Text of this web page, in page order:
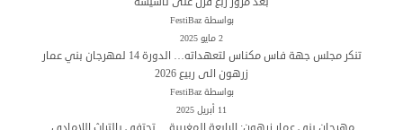
بواسطة FestiBaz
2 مايو 2025
تنكر مجلس جهة فاس مكناس لتعهداته… الدورة 14 لمهرجان بني عمار
زرهون الى ربيع 2026
بواسطة FestiBaz
11 أبريل 2025